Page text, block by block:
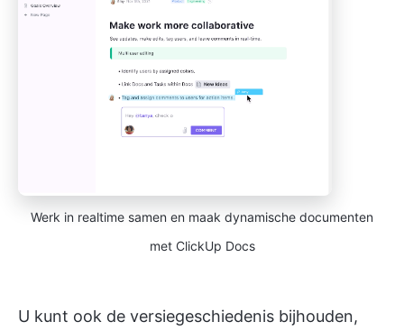
Werk in realtime samen en maak dynamische documenten
met ClickUp Docs
U kunt ook de versiegeschiedenis bijhouden,